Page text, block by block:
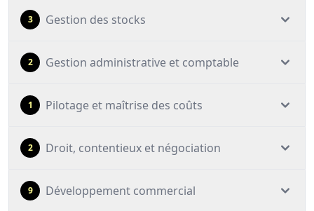
3 Gestion des stocks
2 Gestion administrative et comptable
1 Pilotage et maîtrise des coûts
2 Droit, contentieux et négociation
9 Développement commercial